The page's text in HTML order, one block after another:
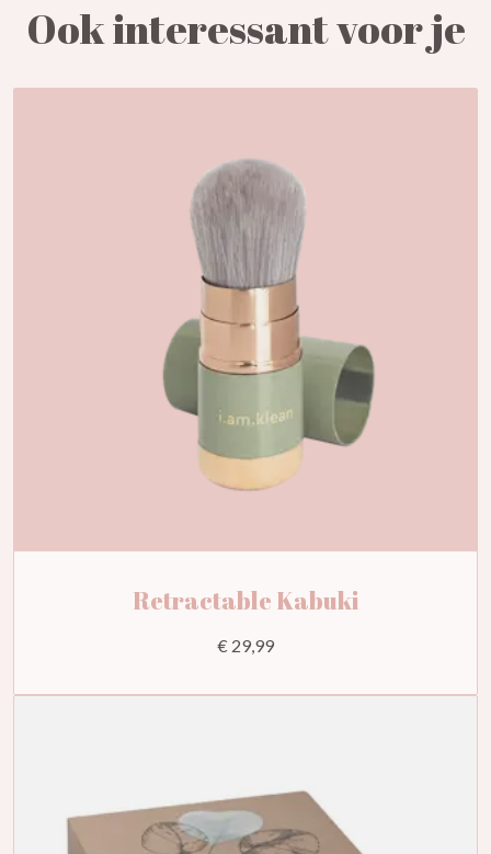
Ook interessant voor je
Retractable Kabuki
€ 29,99